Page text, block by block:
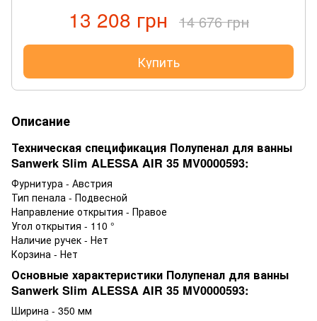
13 208 грн 14 676 грн
Купить
Описание
Техническая спецификация Полупенал для ванны
Sanwerk Slim ALESSA AIR 35 MV0000593:
Фурнитура - Австрия
Тип пенала - Подвесной
Направление открытия - Правое
Угол открытия - 110 °
Наличие ручек - Нет
Корзина - Нет
Основные характеристики Полупенал для ванны
Sanwerk Slim ALESSA AIR 35 MV0000593:
Ширина - 350 мм